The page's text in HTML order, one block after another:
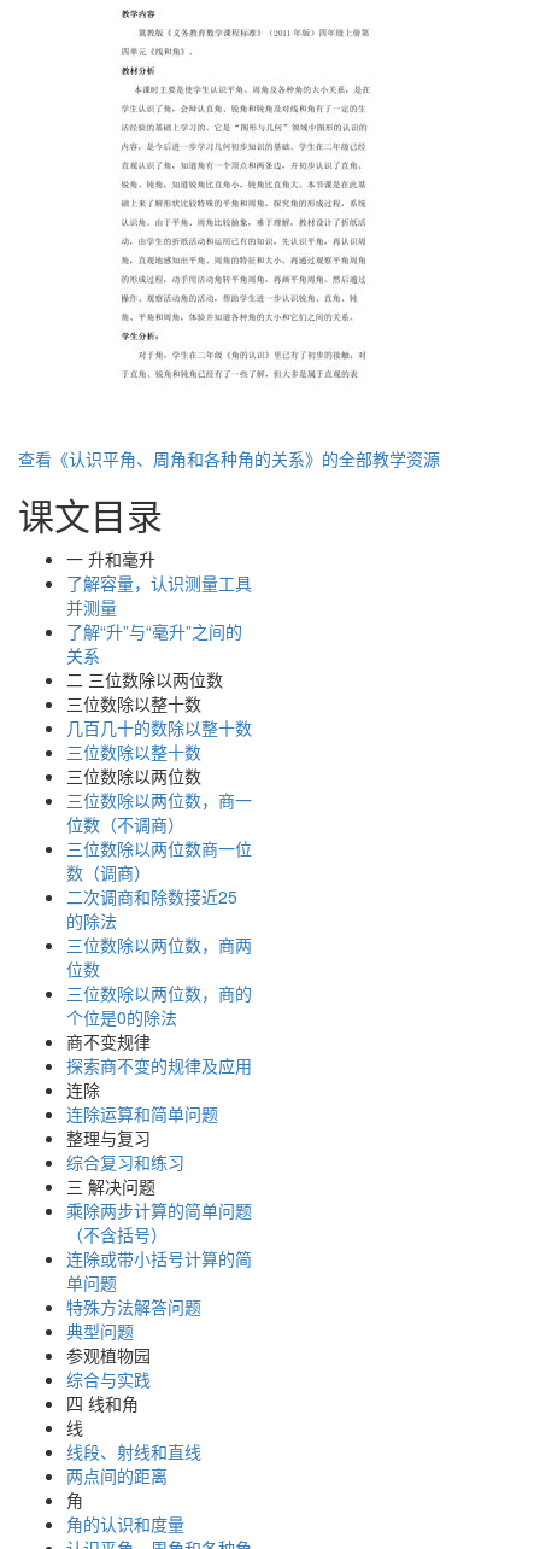
查看《认识平角、周角和各种角的关系》的全部教学资源
课文目录
一 升和毫升
了解容量，认识测量工具
并测量
了解“升”与“毫升”之间的
关系
二 三位数除以两位数
三位数除以整十数
几百几十的数除以整十数
三位数除以整十数
三位数除以两位数
三位数除以两位数，商一
位数（不调商）
三位数除以两位数商一位
数（调商）
二次调商和除数接近25
的除法
三位数除以两位数，商两
位数
三位数除以两位数，商的
个位是0的除法
商不变规律
探索商不变的规律及应用
连除
连除运算和简单问题
整理与复习
综合复习和练习
三 解决问题
乘除两步计算的简单问题
（不含括号）
连除或带小括号计算的简
单问题
特殊方法解答问题
典型问题
参观植物园
综合与实践
四 线和角
线
线段、射线和直线
两点间的距离
角
角的认识和度量